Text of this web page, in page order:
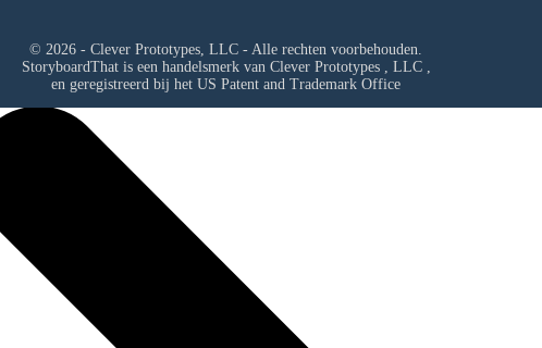
© 2026 - Clever Prototypes, LLC - Alle rechten voorbehouden.
StoryboardThat is een handelsmerk van Clever Prototypes , LLC,
en geregistreerd bij het US Patent and Trademark Office